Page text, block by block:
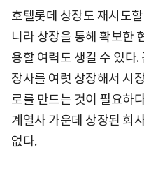
호텔롯데 상장도 재시도
니라 상장을 통해 확보한
용할 여력도 생길 수 있다
장사를 여럿 상장해서 시
로를 만드는 것이 필요하
계열사 가운데 상장된 회
없다.